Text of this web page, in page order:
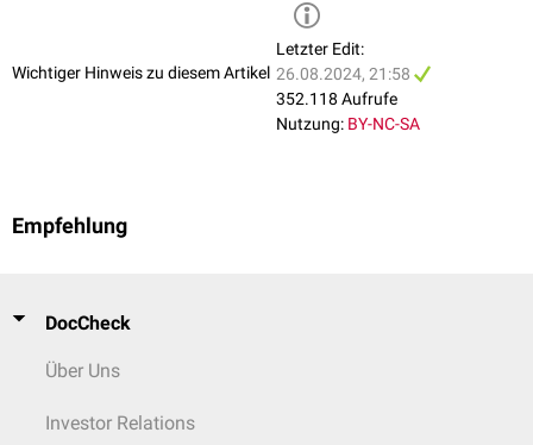
Wichtiger Hinweis zu diesem Artikel
Letzter Edit:
26.08.2024, 21:58
352.118 Aufrufe
Nutzung: BY-NC-SA
Empfehlung
DocCheck
Über Uns
Investor Relations